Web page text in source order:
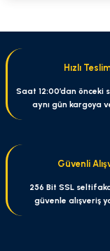
Görüş ve önerileriniz
Ürün resmi
Ürün
Ürün fiyatı diğer
Bu ürüne benzer
Hızlı
Saat 12:00’dan önceki
aynı gün kargoya
Güvenli
256 Bit SSL
güvenle alışveriş